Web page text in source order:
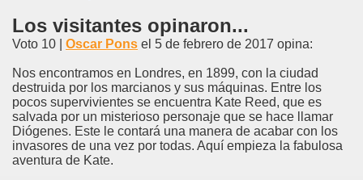
Los visitantes opinaron...
Voto 10 | Oscar Pons el 5 de febrero de 2017 opina:
Nos encontramos en Londres, en 1899, con la ciudad
destruida por los marcianos y sus máquinas. Entre los
pocos supervivientes se encuentra Kate Reed, que es
salvada por un misterioso personaje que se hace llamar
Diógenes. Este le contará una manera de acabar con los
invasores de una vez por todas. Aquí empieza la fabulosa
aventura de Kate.